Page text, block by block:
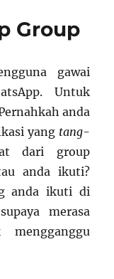
Group
gawai
Untuk
anda
yang tang-
dari group
anda ikuti?
anda ikuti di
merasa